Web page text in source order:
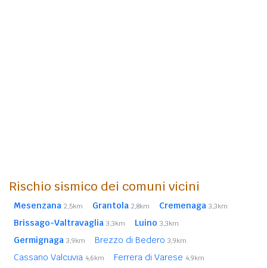
Rischio sismico dei comuni vicini
Mesenzana 2,5km Grantola 2,8km Cremenaga 3,3km
Brissago-Valtravaglia 3,3km Luino 3,3km
Germignaga 3,9km Brezzo di Bedero 3,9km
Cassano Valcuvia 4,6km Ferrera di Varese 4,9km